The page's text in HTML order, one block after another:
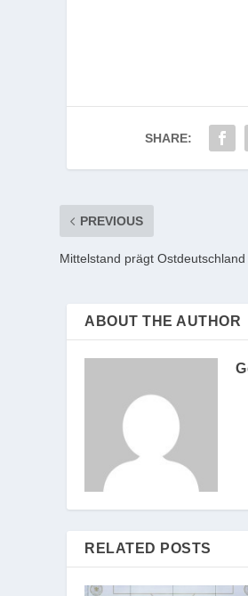
SHARE:
PREVIOUS
Mittelstand prägt Ostdeutschland
ABOUT THE AUTHOR
RELATED POSTS